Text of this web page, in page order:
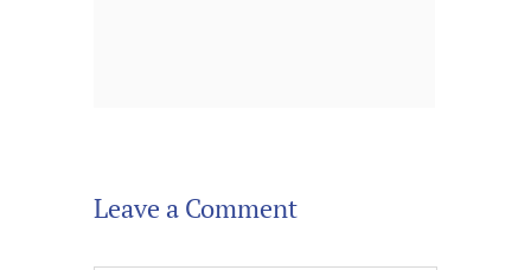
Leave a Comment